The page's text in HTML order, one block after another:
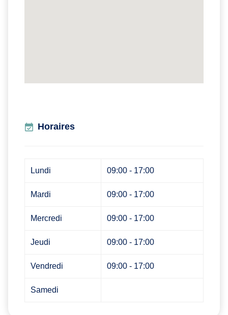
Horaires
Lundi 09:00 - 17:00
Mardi 09:00 - 17:00
Mercredi 09:00 - 17:00
Jeudi 09:00 - 17:00
Vendredi 09:00 - 17:00
Samedi